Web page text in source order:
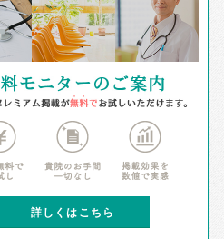
詳しくはこちら